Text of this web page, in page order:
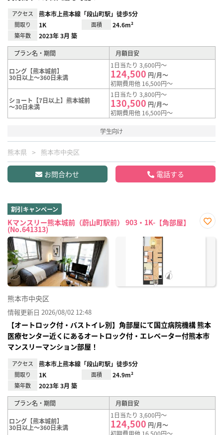
アクセス 熊本市上熊本線「段山町駅」徒歩5分
間取り 1K 面積 24.6m²
築年数 2023年 3月 築
プラン名・期間 月額目安
ロング【熊本城前】
30日以上～360日未満
1日当たり 3,600円～
124,500 円/月～
初期費用他 16,500円～
ショート【7日以上】熊本城前
～30日未満
1日当たり 3,800円～
130,500 円/月～
初期費用他 16,500円～
学生向け
熊本県 熊本市中央区
お問合わせ 電話する
割引キャンペーン
Kマンスリー熊本城前（蔚山町駅前） 903・1K-【角部屋】
(No.641313)
に入
熊本市中央区
情報更新日 2026/08/02 12:48
【オートロック付・バストイレ別】角部屋にて国立病院機構 熊本
医療センター近くにあるオートロック付・エレベーター付熊本市
マンスリーマンション部屋！
アクセス 熊本市上熊本線「段山町駅」徒歩5分
間取り 1K 面積 24.9m²
築年数 2023年 3月 築
プラン名・期間 月額目安
ロング【熊本城前】
30日以上～360日未満
1日当たり 3,600円～
124,500 円/月～
初期費用他 16,500円～